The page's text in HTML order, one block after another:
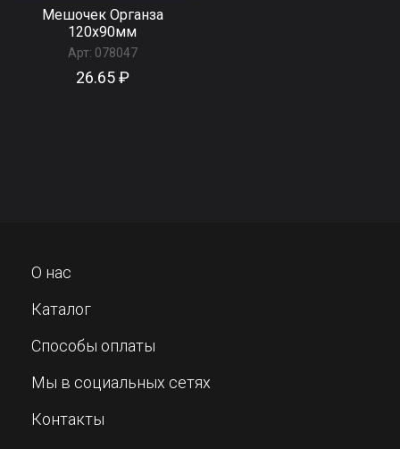
Мешочек Органза
120x90мм
Арт: 078047
26.65 ₽
О нас
Каталог
Способы оплаты
Мы в социальных сетях
Контакты